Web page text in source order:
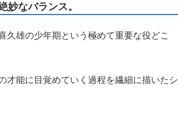
妙なバランス。
久雄の少年期という極めて重要な役どこ
才能に目覚めていく過程を繊細に描いたシ